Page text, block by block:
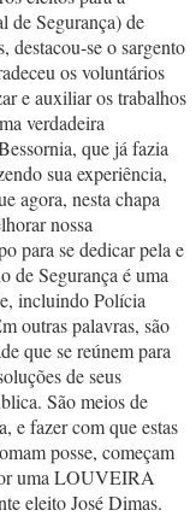
de Segurança) de
se o sargento
os voluntários
e auxiliar os trabalhos
verdadeira
que já fazia
sua experiência,
agora, nesta chapa
nossa
para se dedicar pela e
de Segurança é uma
incluindo Polícia
outras palavras, são
que se reúnem para
de seus
São meios de
e fazer com que estas
posse, começam
uma LOUVEIRA
eleito José Dimas.